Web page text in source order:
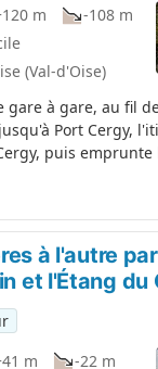
m
-108 m
(Val-d'Oise)
gare à gare, au fil
Port Cergy,
puis emprunte
suit la Seine sur
dont il
avant de
à l'autre
et l'Étang du
m
-22 m